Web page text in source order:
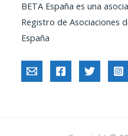
BETA España es una
Registro de Asociaciones
España